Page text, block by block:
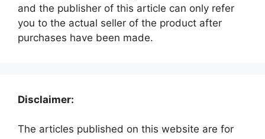
and the publisher of this article can only refer
you to the actual seller of the product after
purchases have been made.
Disclaimer:
The articles published on this website are for